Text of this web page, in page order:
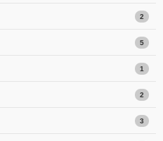
2
5
1
2
3